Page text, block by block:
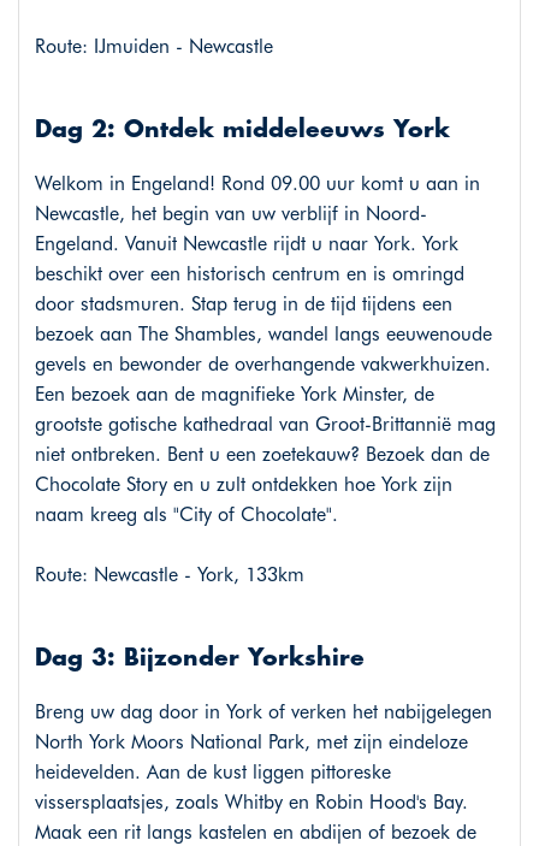
Route: IJmuiden - Newcastle
Dag 2: Ontdek middeleeuws York
Welkom in Engeland! Rond 09.00 uur komt u aan in
Newcastle, het begin van uw verblijf in Noord-
Engeland. Vanuit Newcastle rijdt u naar York. York
beschikt over een historisch centrum en is omringd
door stadsmuren. Stap terug in de tijd tijdens een
bezoek aan The Shambles, wandel langs eeuwenoude
gevels en bewonder de overhangende vakwerkhuizen.
Een bezoek aan de magnifieke York Minster, de
grootste gotische kathedraal van Groot-Brittannië mag
niet ontbreken. Bent u een zoetekauw? Bezoek dan de
Chocolate Story en u zult ontdekken hoe York zijn
naam kreeg als "City of Chocolate".
Route: Newcastle - York, 133km
Dag 3: Bijzonder Yorkshire
Breng uw dag door in York of verken het nabijgelegen
North York Moors National Park, met zijn eindeloze
heidevelden. Aan de kust liggen pittoreske
vissersplaatsjes, zoals Whitby en Robin Hood's Bay.
Maak een rit langs kastelen en abdijen of bezoek de